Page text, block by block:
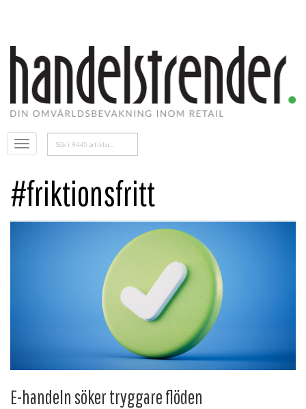
Öppna
menyn
Sök
efter:
#friktionsfritt
E-handeln söker tryggare flöden